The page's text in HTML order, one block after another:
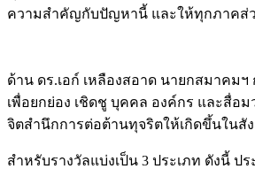
ความสำคัญกับปัญหานี้ และให้ทุกภาคส่ว
ด้าน ดร.เอก์ เหลืองสอาด นายกสมาคม
เพื่อยกย่อง เชิดชู บุคคล องค์กร และสื่
จิตสำนึกการต่อต้านทุจริตให้เกิดขึ้นในสั
สำหรับรางวัลแบ่งเป็น 3 ประเภท ดังนี้